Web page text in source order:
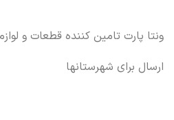
ونتا پارت تامین کننده قطعات و
ارسال برای شهرستانها